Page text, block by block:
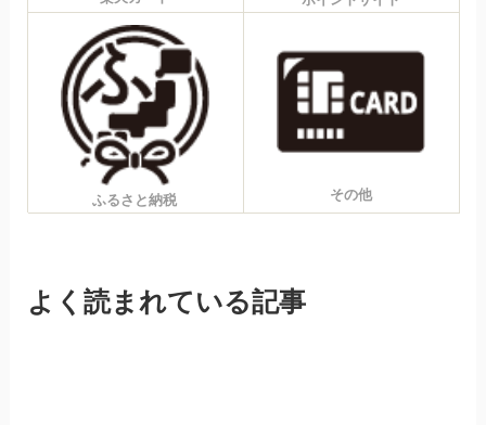
ふるさと納税 その他
よく読まれている記事